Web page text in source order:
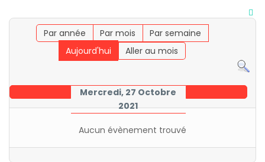
Par année Par mois
Par semaine
Aujourd'hui
Aller au mois
Mercredi, 27 Octobre
2021
Aucun évènement trouvé